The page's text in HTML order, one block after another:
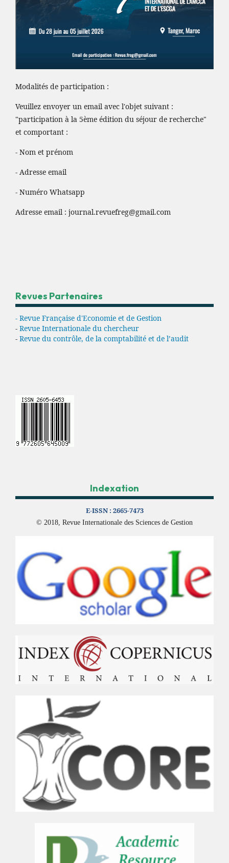
Modalités de participation :
Veuillez envoyer un email avec l'objet suivant :
"participation à la 5ème édition du séjour de recherche"
et comportant :
- Nom et prénom
- Adresse email
- Numéro Whatsapp
Adresse email : journal.revuefreg@gmail.com
Revues Partenaires
- Revue Française d'Economie et de Gestion
- Revue Internationale du chercheur
- Revue du contrôle, de la comptabilité et de l’audit
Indexation
E-ISSN : 2665-7473
© 2018, Revue Internationale des Sciences de Gestion